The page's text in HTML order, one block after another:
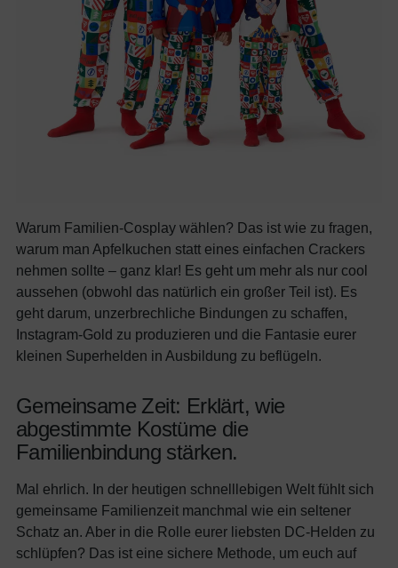
Warum Familien-Cosplay wählen? Das ist wie zu fragen,
warum man Apfelkuchen statt eines einfachen Crackers
nehmen sollte – ganz klar! Es geht um mehr als nur cool
aussehen (obwohl das natürlich ein großer Teil ist). Es
geht darum, unzerbrechliche Bindungen zu schaffen,
Instagram-Gold zu produzieren und die Fantasie eurer
kleinen Superhelden in Ausbildung zu beflügeln.
Gemeinsame Zeit: Erklärt, wie
abgestimmte Kostüme die
Familienbindung stärken.
Mal ehrlich. In der heutigen schnelllebigen Welt fühlt sich
gemeinsame Familienzeit manchmal wie ein seltener
Schatz an. Aber in die Rolle eurer liebsten DC-Helden zu
schlüpfen? Das ist eine sichere Methode, um euch auf